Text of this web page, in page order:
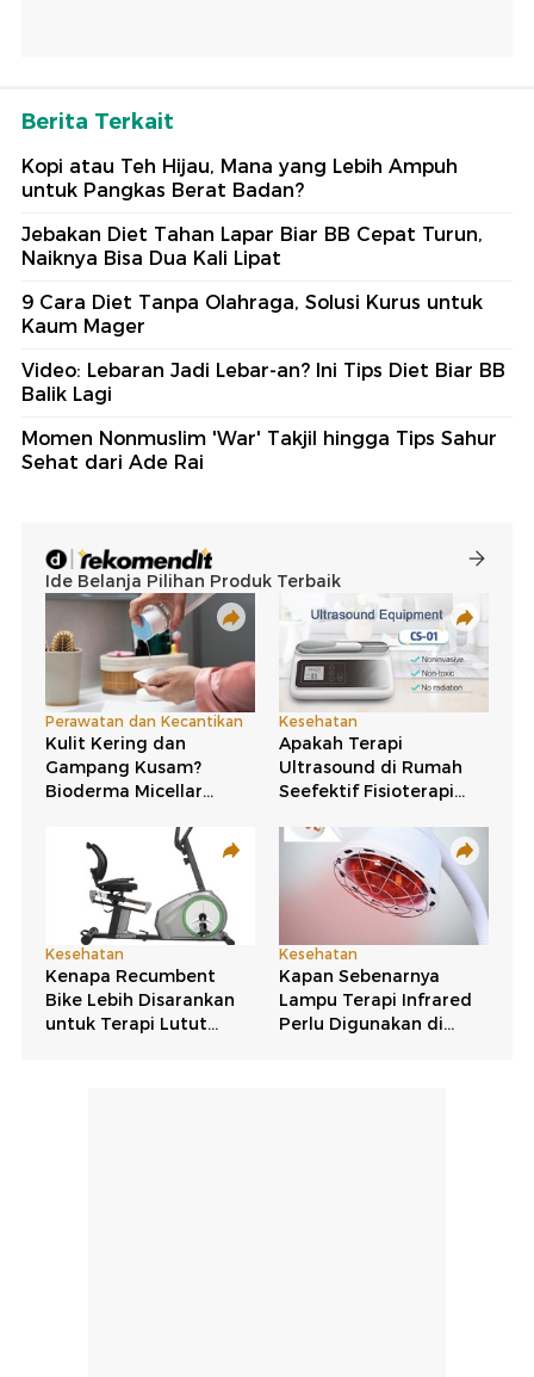
Berita Terkait
Kopi atau Teh Hijau, Mana yang Lebih Ampuh
untuk Pangkas Berat Badan?
Jebakan Diet Tahan Lapar Biar BB Cepat Turun,
Naiknya Bisa Dua Kali Lipat
9 Cara Diet Tanpa Olahraga, Solusi Kurus untuk
Kaum Mager
Video: Lebaran Jadi Lebar-an? Ini Tips Diet Biar BB
Balik Lagi
Momen Nonmuslim 'War' Takjil hingga Tips Sahur
Sehat dari Ade Rai